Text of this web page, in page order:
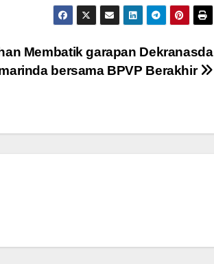
Membatik garapan Dekranasda
bersama BPVP Berakhir